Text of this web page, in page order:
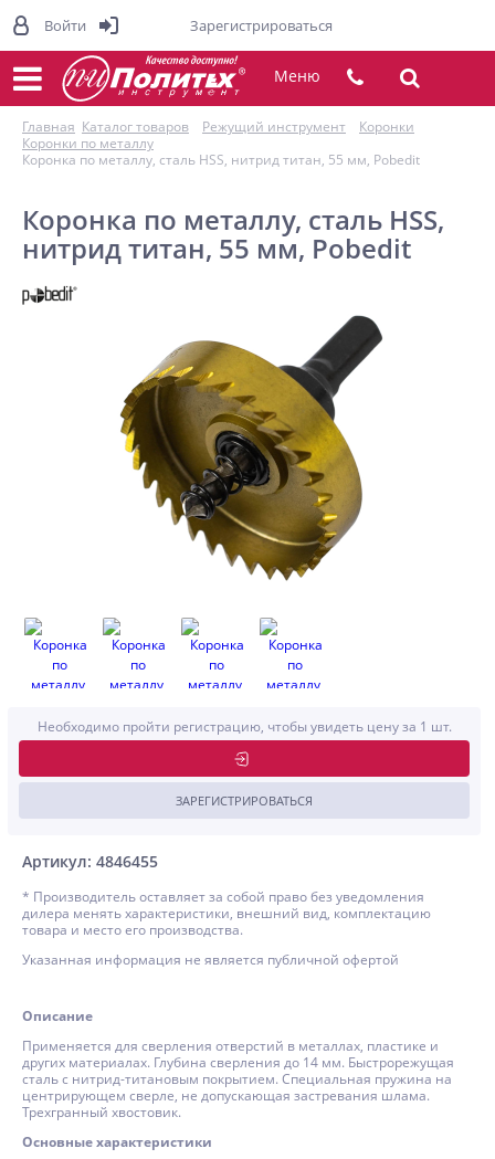
Меню
Главная Каталог товаров Режущий инструмент
Коронки
Коронки по металлу
Коронка по металлу, сталь HSS, нитрид титан, 55 мм, Pobedit
Коронка по металлу, сталь HSS,
нитрид титан, 55 мм, Pobedit
Артикул: 4846455
Необходимо пройти регистрацию, чтобы увидеть цену за 1 шт.
ЗАРЕГИСТРИРОВАТЬСЯ
* Производитель оставляет за собой право без уведомления
дилера менять характеристики, внешний вид, комплектацию
товара и место его производства.
Указанная информация не является публичной офертой
Описание
Применяется для сверления отверстий в металлах, пластике и
других материалах. Глубина сверления до 14 мм. Быстрорежущая
сталь с нитрид-титановым покрытием. Специальная пружина на
центрирующем сверле, не допускающая застревания шлама.
Трехгранный хвостовик.
Основные характеристики
Войти Зарегистрироваться